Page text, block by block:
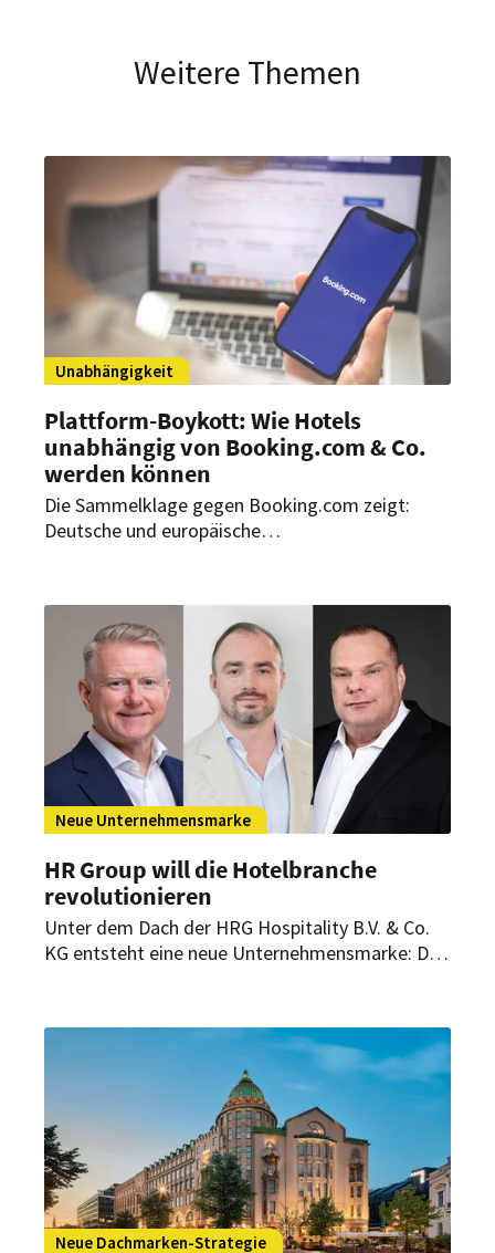
Weitere Themen
Unabhängigkeit
Plattform-Boykott: Wie Hotels
unabhängig von Booking.com & Co.
werden können
Die Sammelklage gegen Booking.com zeigt:
Deutsche und europäische
worauf müssen Hospitality-Entscheider achten,
um unabhängig von Onlinebuchungsplattformen
zu agieren?
Neue Unternehmensmarke
HR Group will die Hotelbranche
revolutionieren
Unter dem Dach der HRG Hospitality B.V. & Co.
KG entsteht eine neue Unternehmensmarke: Die
Neue Dachmarken-Strategie